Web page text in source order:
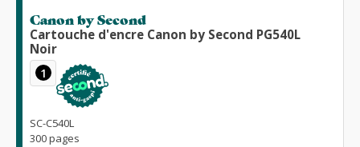
Canon by Second
Cartouche d'encre Canon by Second PG540L
Noir
1
SC-C540L
300 pages